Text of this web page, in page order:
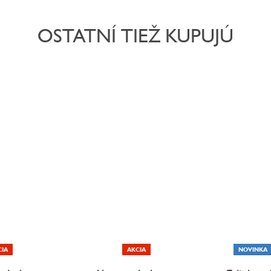
OSTATNÍ TIEŽ KUPUJÚ
AKCIA NOVINKA